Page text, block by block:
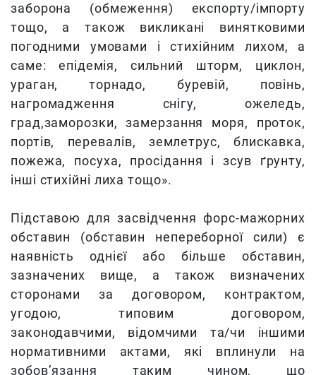
заборона (обмеження) експорту/імпорту
тощо, а також викликані винятковими
погодними умовами і стихійним лихом, а
саме: епідемія, сильний шторм, циклон,
ураган, торнадо, буревій, повінь,
нагромадження снігу, ожеледь,
град,заморозки, замерзання моря, проток,
портів, перевалів, землетрус, блискавка,
пожежа, посуха, просідання і зсув ґрунту,
інші стихійні лиха тощо».
Підставою для засвідчення форс-мажорних
обставин (обставин непереборної сили) є
наявність однієї або більше обставин,
зазначених вище, а також визначених
сторонами за договором, контрактом,
угодою, типовим договором,
законодавчими, відомчими та/чи іншими
нормативними актами, які вплинули на
зобов’язання таким чином, що